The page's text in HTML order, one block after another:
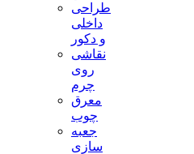
طراحی
داخلی
و دکور
نقاشی
روی
چرم
معرق
چوب
جعبه
سازی